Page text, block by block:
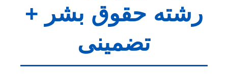
رشته حقوق بشر +
تضمینی